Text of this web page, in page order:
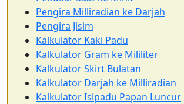
Pengira Milliradian ke Darjah
Pengira Jisim
Kalkulator Kaki Padu
Kalkulator Gram ke Mililiter
Kalkulator Skirt Bulatan
Kalkulator Darjah ke Milliradian
Kalkulator Isipadu Papan Luncur